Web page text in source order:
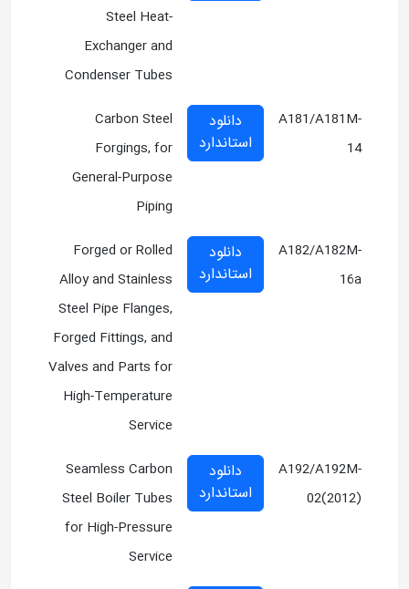
Steel Heat-
Exchanger and
Condenser Tubes
A181/A181M-
14
دانلود
استاندارد
Carbon Steel
Forgings, for
General-Purpose
Piping
A182/A182M-
16a
دانلود
استاندارد
Forged or Rolled
Alloy and Stainless
Steel Pipe Flanges,
Forged Fittings, and
Valves and Parts for
High-Temperature
Service
A192/A192M-
02(2012)
دانلود
استاندارد
Seamless Carbon
Steel Boiler Tubes
for High-Pressure
Service